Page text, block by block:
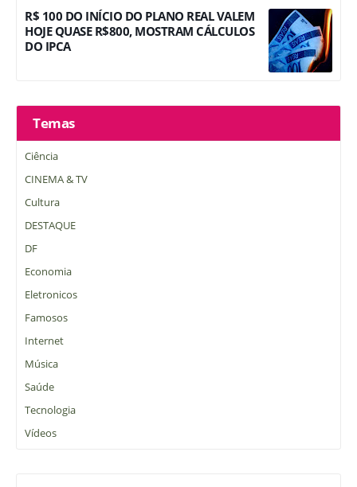
R$ 100 DO INÍCIO DO PLANO REAL VALEM
HOJE QUASE R$800, MOSTRAM CÁLCULOS
DO IPCA
Temas
Ciência
CINEMA & TV
Cultura
DESTAQUE
DF
Economia
Eletronicos
Famosos
Internet
Música
Saúde
Tecnologia
Vídeos